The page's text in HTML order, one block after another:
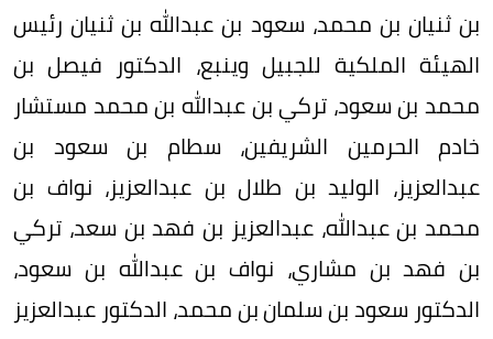
بن ثنيان بن محمد، سعود بن عبدالله بن ثنيان رئيس
الهيئة الملكية للجبيل وينبع، الدكتور فيصل بن
محمد بن سعود، تركي بن عبدالله بن محمد مستشار
خادم الحرمين الشريفين، سطام بن سعود بن
عبدالعزيز، الوليد بن طلال بن عبدالعزيز، نواف بن
محمد بن عبدالله، عبدالعزيز بن فهد بن سعد، تركي
بن فهد بن مشاري، نواف بن عبدالله بن سعود،
الدكتور سعود بن سلمان بن محمد، الدكتور عبدالعزيز